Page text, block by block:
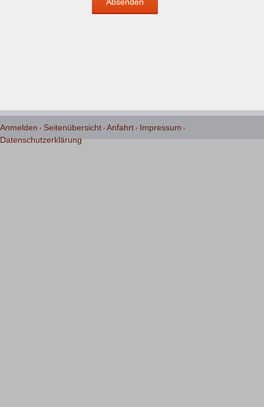
Anmelden Seitenübersicht Anfahrt
Impressum
Datenschutzerklärung